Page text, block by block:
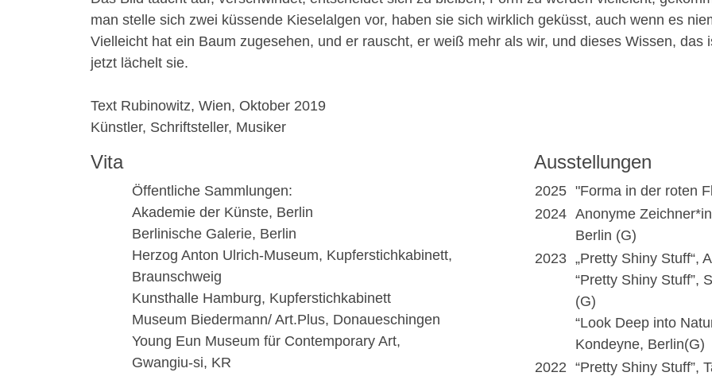
man stelle sich zwei küssende Kieselalgen vor, haben sie sich wirklich geküsst, auch wenn es
Vielleicht hat ein Baum zugesehen, und er rauscht, er weiß mehr als wir, und dieses Wissen, das
jetzt lächelt sie.
Text Rubinowitz, Wien, Oktober 2019
Künstler, Schriftsteller, Musiker
Vita
Öffentliche Sammlungen:
Akademie der Künste, Berlin
Berlinische Galerie, Berlin
Herzog Anton Ulrich-Museum, Kupferstichkabinett,
Braunschweig
Kunsthalle Hamburg, Kupferstichkabinett
Museum Biedermann/ Art.Plus, Donaueschingen
Young Eun Museum für Contemporary Art,
Gwangiu-si, KR
Ausstellungen
2025 "Forma in der roten
2024 Anonyme
Berlin (G)
2023 „Pretty Shiny Stuff“,
“Pretty Shiny Stuff”,
(G)
“Look Deep into
Kondeyne, Berlin(G)
2022 “Pretty Shiny Stuff”,